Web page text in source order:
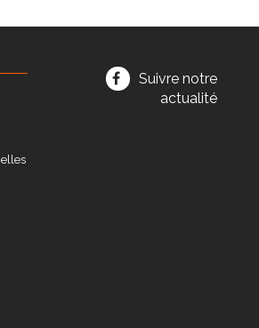
Suivre notre
actualité